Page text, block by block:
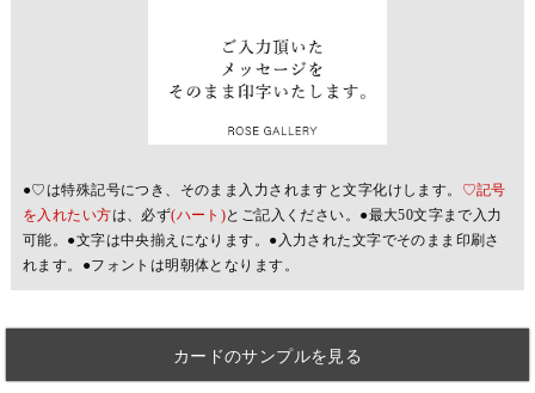
●♡は特殊記号につき、そのまま入力されますと文字化けします。 ♡記号
を入れたい方は、必ず(ハート)とご記入ください。●最大50文字まで入力
可能。●文字は中央揃えになります。●入力された文字でそのまま印刷さ
れます。●フォントは明朝体となります。
カードのサンプルを見る